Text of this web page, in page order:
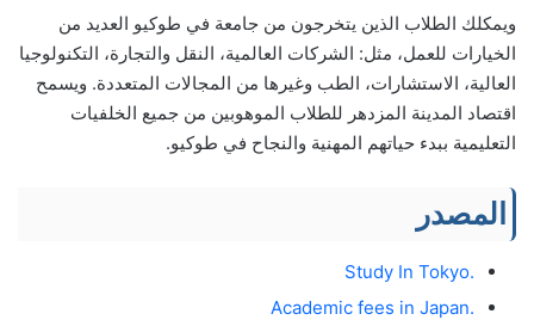
ويمكلك الطلاب الذين يتخرجون من جامعة في طوكيو العديد من
الخيارات للعمل، مثل: الشركات العالمية، النقل والتجارة، التكنولوجيا
العالية، الاستشارات، الطب وغيرها من المجالات المتعددة. ويسمح
اقتصاد المدينة المزدهر للطلاب الموهوبين من جميع الخلفيات
التعليمية ببدء حياتهم المهنية والنجاح في طوكيو.
المصدر
.Study In Tokyo
.Academic fees in Japan